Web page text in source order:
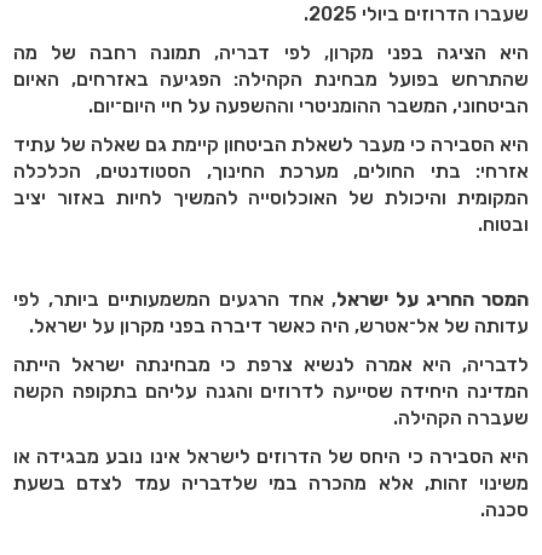
שעברו הדרוזים ביולי 2025.
היא הציגה בפני מקרון, לפי דבריה, תמונה רחבה של מה
שהתרחש בפועל מבחינת הקהילה: הפגיעה באזרחים, האיום
הביטחוני, המשבר ההומניטרי וההשפעה על חיי היום־יום.
היא הסבירה כי מעבר לשאלת הביטחון קיימת גם שאלה של עתיד
אזרחי: בתי החולים, מערכת החינוך, הסטודנטים, הכלכלה
המקומית והיכולת של האוכלוסייה להמשיך לחיות באזור יציב
ובטוח.
המסר החריג על ישראל, אחד הרגעים המשמעותיים ביותר, לפי
עדותה של אל־אטרש, היה כאשר דיברה בפני מקרון על ישראל.
לדבריה, היא אמרה לנשיא צרפת כי מבחינתה ישראל הייתה
המדינה היחידה שסייעה לדרוזים והגנה עליהם בתקופה הקשה
שעברה הקהילה.
היא הסבירה כי היחס של הדרוזים לישראל אינו נובע מבגידה או
משינוי זהות, אלא מהכרה במי שלדבריה עמד לצדם בשעת
סכנה.